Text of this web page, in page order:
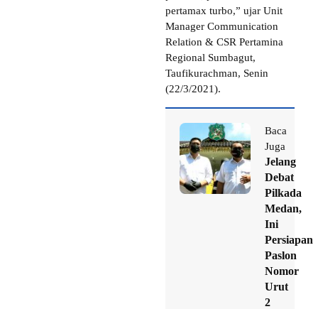
pertamax turbo,” ujar Unit
Manager Communication
Relation & CSR Pertamina
Regional Sumbagut,
Taufikurachman, Senin
(22/3/2021).
Baca
Juga
Jelang
Debat
Pilkada
Medan,
Ini
Persiapan
Paslon
Nomor
Urut
2